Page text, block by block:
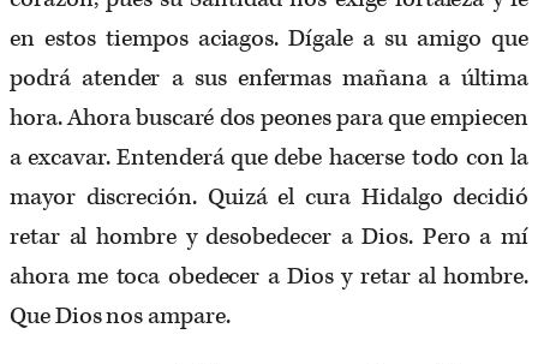
en estos tiempos aciagos. Dígale a su amigo que
podrá atender a sus enfermas mañana a última
hora. Ahora buscaré dos peones para que empiecen
a excavar. Entenderá que debe hacerse todo con la
mayor discreción. Quizá el cura Hidalgo decidió
retar al hombre y desobedecer a Dios. Pero a mí
ahora me toca obedecer a Dios y retar al hombre.
Que Dios nos ampare.